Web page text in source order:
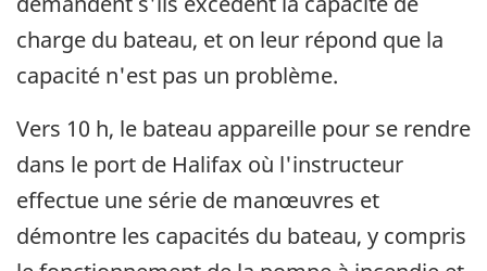
charge du bateau, et on leur répond que la
capacité n'est pas un problème.
Vers 10 h, le bateau appareille pour se rendre
dans le port de Halifax où l'instructeur
effectue une série de manœuvres et
démontre les capacités du bateau, y compris